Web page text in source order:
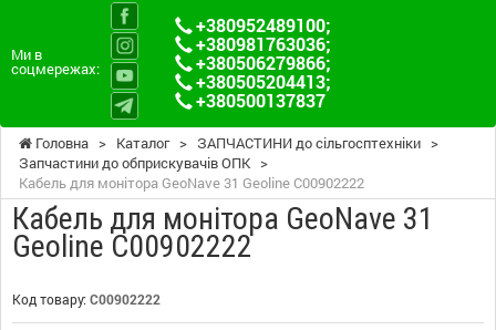
Ми в
соцмережах:
+380952489100;
+380981763036;
+380506279866;
+380505204413;
+380500137837
Головна > Каталог > ЗАПЧАСТИНИ до сільгосптехніки >
Запчастини до обприскувачів ОПК >
Кабель для монітора GeoNave 31 Geoline C00902222
Кабель для монітора GeoNave 31
Geoline C00902222
Код товару: C00902222